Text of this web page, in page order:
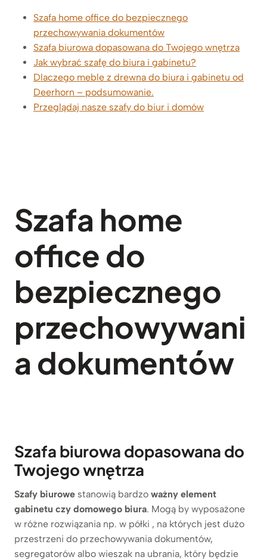
Szafa home office do bezpiecznego
przechowywania dokumentów
Szafa biurowa dopasowana do Twojego wnętrza
Jak wybrać szafę do biura i gabinetu?
Dlaczego meble z drewna do biura i gabinetu od
Deerhorn – podsumowanie.
Przeglądaj nasze szafy do biur i domów
Szafa home
office do
bezpiecznego
przechowywani
a dokumentów
Szafa biurowa dopasowana do
Twojego wnętrza
Szafy biurowe stanowią bardzo ważny element
gabinetu czy domowego biura. Mogą by wyposażone
w różne rozwiązania np. w półki , na których jest dużo
przestrzeni do przechowywania dokumentów,
segregatorów albo wieszak na ubrania, który będzie